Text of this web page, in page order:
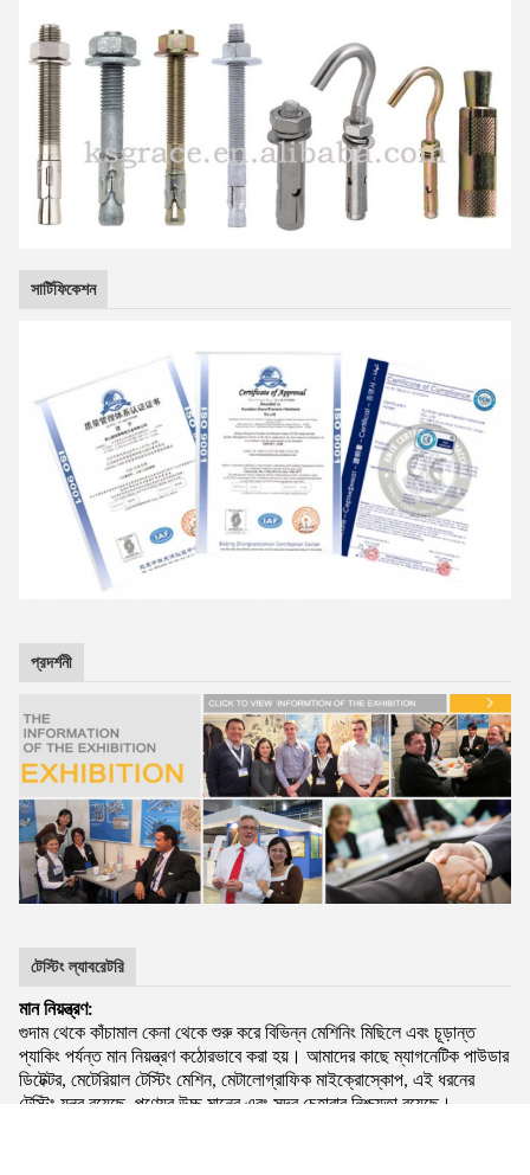
সার্টিফিকেশন
প্রদর্শনী
টেস্টিং ল্যাবরেটরি
মান নিয়ন্ত্রণ:
গুদাম থেকে কাঁচামাল কেনা থেকে শুরু করে বিভিন্ন মেশিনিং মিছিলে এবং চূড়ান্ত
প্যাকিং পর্যন্ত মান নিয়ন্ত্রণ কঠোরভাবে করা হয়। আমাদের কাছে ম্যাগনেটিক পাউডার
ডিটেক্টর, মেটেরিয়াল টেস্টিং মেশিন, মেটালোগ্রাফিক মাইক্রোস্কোপ, এই ধরনের
টেস্টিং যন্ত্র রয়েছে, পণ্যের উচ্চ মানের এবং সুন্দর চেহারার নিশ্চয়তা রয়েছে।